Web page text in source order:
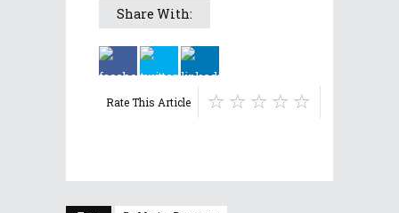
Share With:
Rate This Article